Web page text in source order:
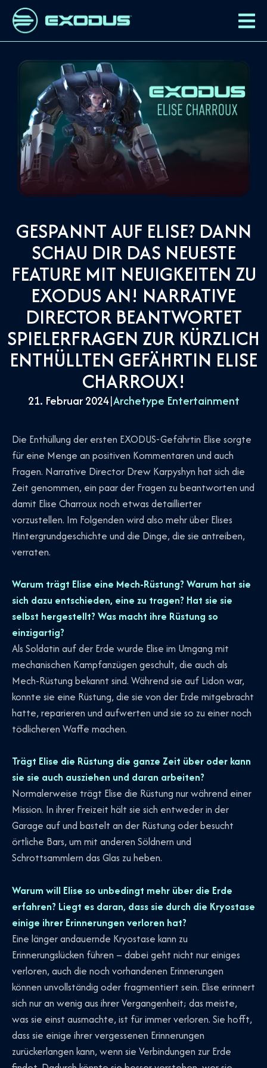
GESPANNT AUF ELISE? DANN
SCHAU DIR DAS NEUESTE
FEATURE MIT NEUIGKEITEN ZU
EXODUS AN! NARRATIVE
DIRECTOR BEANTWORTET
SPIELERFRAGEN ZUR KÜRZLICH
ENTHÜLLTEN GEFÄHRTIN ELISE
CHARROUX!
21. Februar 2024|Archetype Entertainment
Die Enthüllung der ersten EXODUS-Gefährtin Elise sorgte
für eine Menge an positiven Kommentaren und auch
Fragen. Narrative Director Drew Karpyshyn hat sich die
Zeit genommen, ein paar der Fragen zu beantworten und
damit Elise Charroux noch etwas detaillierter
vorzustellen. Im Folgenden wird also mehr über Elises
Hintergrundgeschichte und die Dinge, die sie antreiben,
verraten.
Warum trägt Elise eine Mech-Rüstung? Warum hat sie
sich dazu entschieden, eine zu tragen? Hat sie sie
selbst hergestellt? Was macht ihre Rüstung so
einzigartig?
Als Soldatin auf der Erde wurde Elise im Umgang mit
mechanischen Kampfanzügen geschult, die auch als
Mech-Rüstung bekannt sind. Während sie auf Lidon war,
konnte sie eine Rüstung, die sie von der Erde mitgebracht
hatte, reparieren und aufwerten und sie so zu einer noch
tödlicheren Waffe machen.
Trägt Elise die Rüstung die ganze Zeit über oder kann
sie sie auch ausziehen und daran arbeiten?
Normalerweise trägt Elise die Rüstung nur während einer
Mission. In ihrer Freizeit hält sie sich entweder in der
Garage auf und bastelt an der Rüstung oder besucht
örtliche Bars, um mit anderen Söldnern und
Schrottsammlern das Glas zu heben.
Warum will Elise so unbedingt mehr über die Erde
erfahren? Liegt es daran, dass sie durch die Kryostase
einige ihrer Erinnerungen verloren hat?
Eine länger andauernde Kryostase kann zu
Erinnerungslücken führen – dabei geht nicht nur einiges
verloren, auch die noch vorhandenen Erinnerungen
können unvollständig oder fragmentiert sein. Elise erinnert
sich nur an wenig aus ihrer Vergangenheit; das meiste,
was sie einst ausmachte, ist für immer verloren. Sie hofft,
dass sie einige ihrer vergessenen Erinnerungen
zurückerlangen kann, wenn sie Verbindungen zur Erde